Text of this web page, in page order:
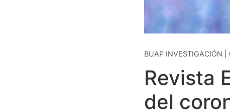
BUAP INVESTIGACIÓN
Revista
del